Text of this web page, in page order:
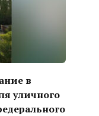
в
уличного